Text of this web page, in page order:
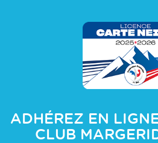
ADHÉREZ EN
CLUB